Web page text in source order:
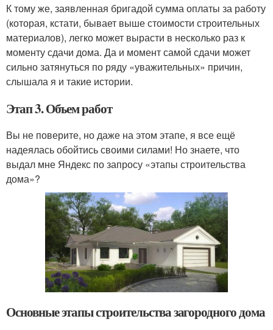
К тому же, заявленная бригадой сумма оплаты за работу
(которая, кстати, бывает выше стоимости строительных
материалов), легко может вырасти в несколько раз к
моменту сдачи дома. Да и момент самой сдачи может
сильно затянуться по ряду «уважительных» причин,
слышала я и такие истории.
Этап 3. Объем работ
Вы не поверите, но даже на этом этапе, я все ещё
надеялась обойтись своими силами! Но знаете, что
выдал мне Яндекс по запросу «этапы строительства
дома»?
Основные этапы строительства загородного дома